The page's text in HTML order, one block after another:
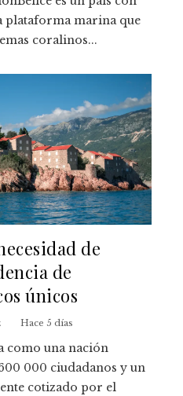
plataforma marina que
coralinos...
de
de
únicos
Hace 5 días
como una nación
000 ciudadanos y un
cotizado por el